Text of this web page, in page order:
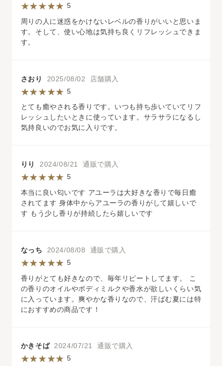
5
周りの人に迷惑をかけないレベルの香りがいいと思いま
す。そして、使い心地は気持ち良くリフレッシュできま
す。
さおり 2025/08/02 店舗購入
5
とても癒やされる香りです。いつも持ち歩いていてリフ
レッシュしたいときに使っています。サラサラになるし
気持良いのでお気に入りです。
りり2024/08/21 通販で購入
5
本当に良い匂いです アユーラは大好きな香りで毎日癒
されてます 身体中からアユーラの香りがして嬉しいで
す もう少し香りが持続したら嬉しいです
なっち 2024/08/08 通販で購入
5
香りがとても好きなので、毎年リピートしてます。 こ
の香りのオイルやボディミルクや香水が欲しいくらい気
に入っています。爽やかな香りなので、汗ばむ夏には特
におすすめの商品です！
かきそば2024/07/21 通販で購入
5